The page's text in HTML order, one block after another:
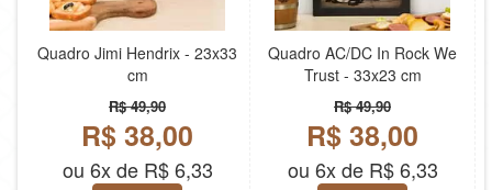
Quadro Jimi Hendrix - 23x33
cm
R$ 49,90
R$ 38,00
ou 6x de R$ 6,33
Quadro AC/DC In Rock We
Trust - 33x23 cm
R$ 49,90
R$ 38,00
ou 6x de R$ 6,33